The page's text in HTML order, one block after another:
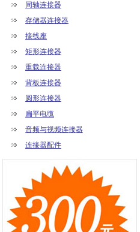
同轴连接器
存储器连接器
接线座
矩形连接器
重载连接器
背板连接器
圆形连接器
扁平电缆
音频与视频连接器
连接器配件